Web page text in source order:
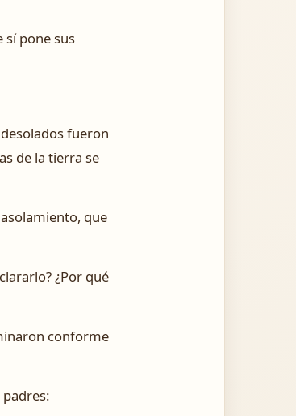
sí pone sus
fueron
de la tierra se
que
¿Por qué
conforme